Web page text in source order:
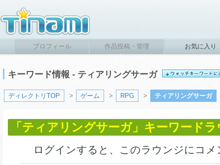
プロフィール 作品投稿・管理 お気に入り
キーワード情報 - ティアリングサーガ
ディレクトリTOP > ゲーム > RPG > ティアリングサーガ
「ティアリングサーガ」キーワード
ログインすると、このラウンジにコ